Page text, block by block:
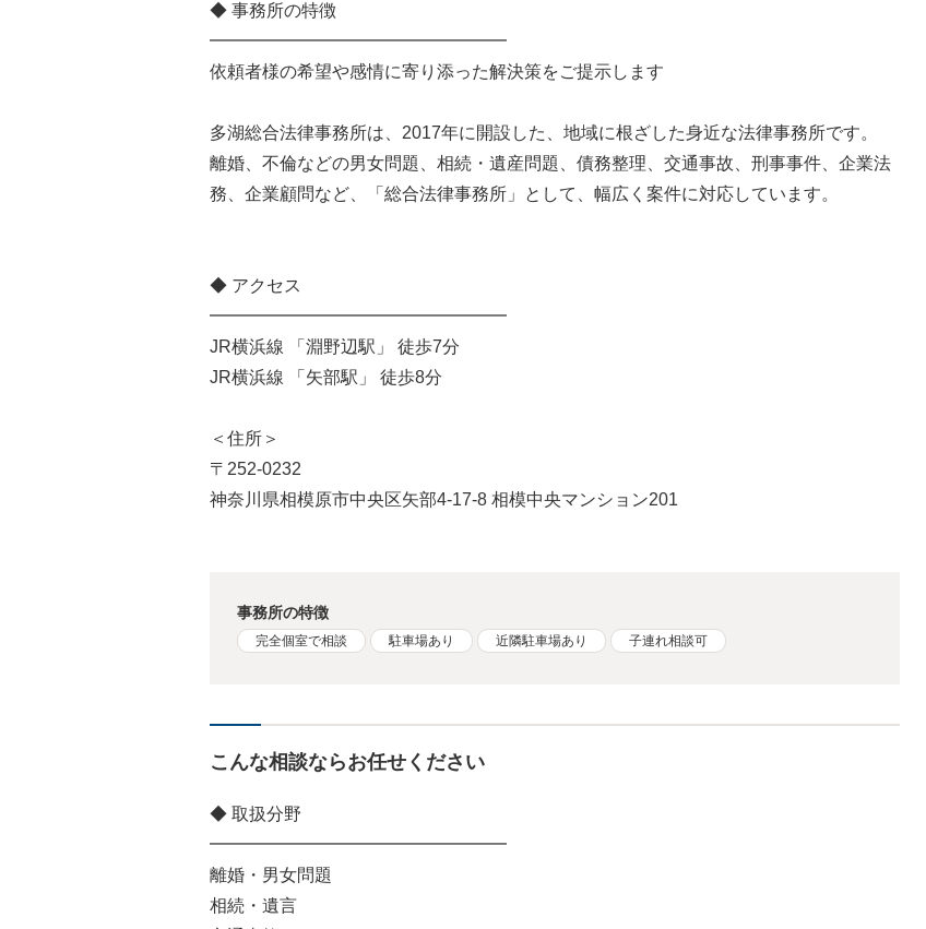
◆ 事務所の特徴
━━━━━━━━━━━━━━━━━
依頼者様の希望や感情に寄り添った解決策をご提示します
多湖総合法律事務所は、2017年に開設した、地域に根ざした身近な法律事務所です。
離婚、不倫などの男女問題、相続・遺産問題、債務整理、交通事故、刑事事件、企業法
務、企業顧問など、「総合法律事務所」として、幅広く案件に対応しています。
◆ アクセス
━━━━━━━━━━━━━━━━━
JR横浜線 「淵野辺駅」 徒歩7分
JR横浜線 「矢部駅」 徒歩8分
＜住所＞
〒252-0232
神奈川県相模原市中央区矢部4-17-8 相模中央マンション201
事務所の特徴
完全個室で相談 駐車場あり 近隣駐車場あり 子連れ相談可
こんな相談ならお任せください
◆ 取扱分野
━━━━━━━━━━━━━━━━━
離婚・男女問題
相続・遺言